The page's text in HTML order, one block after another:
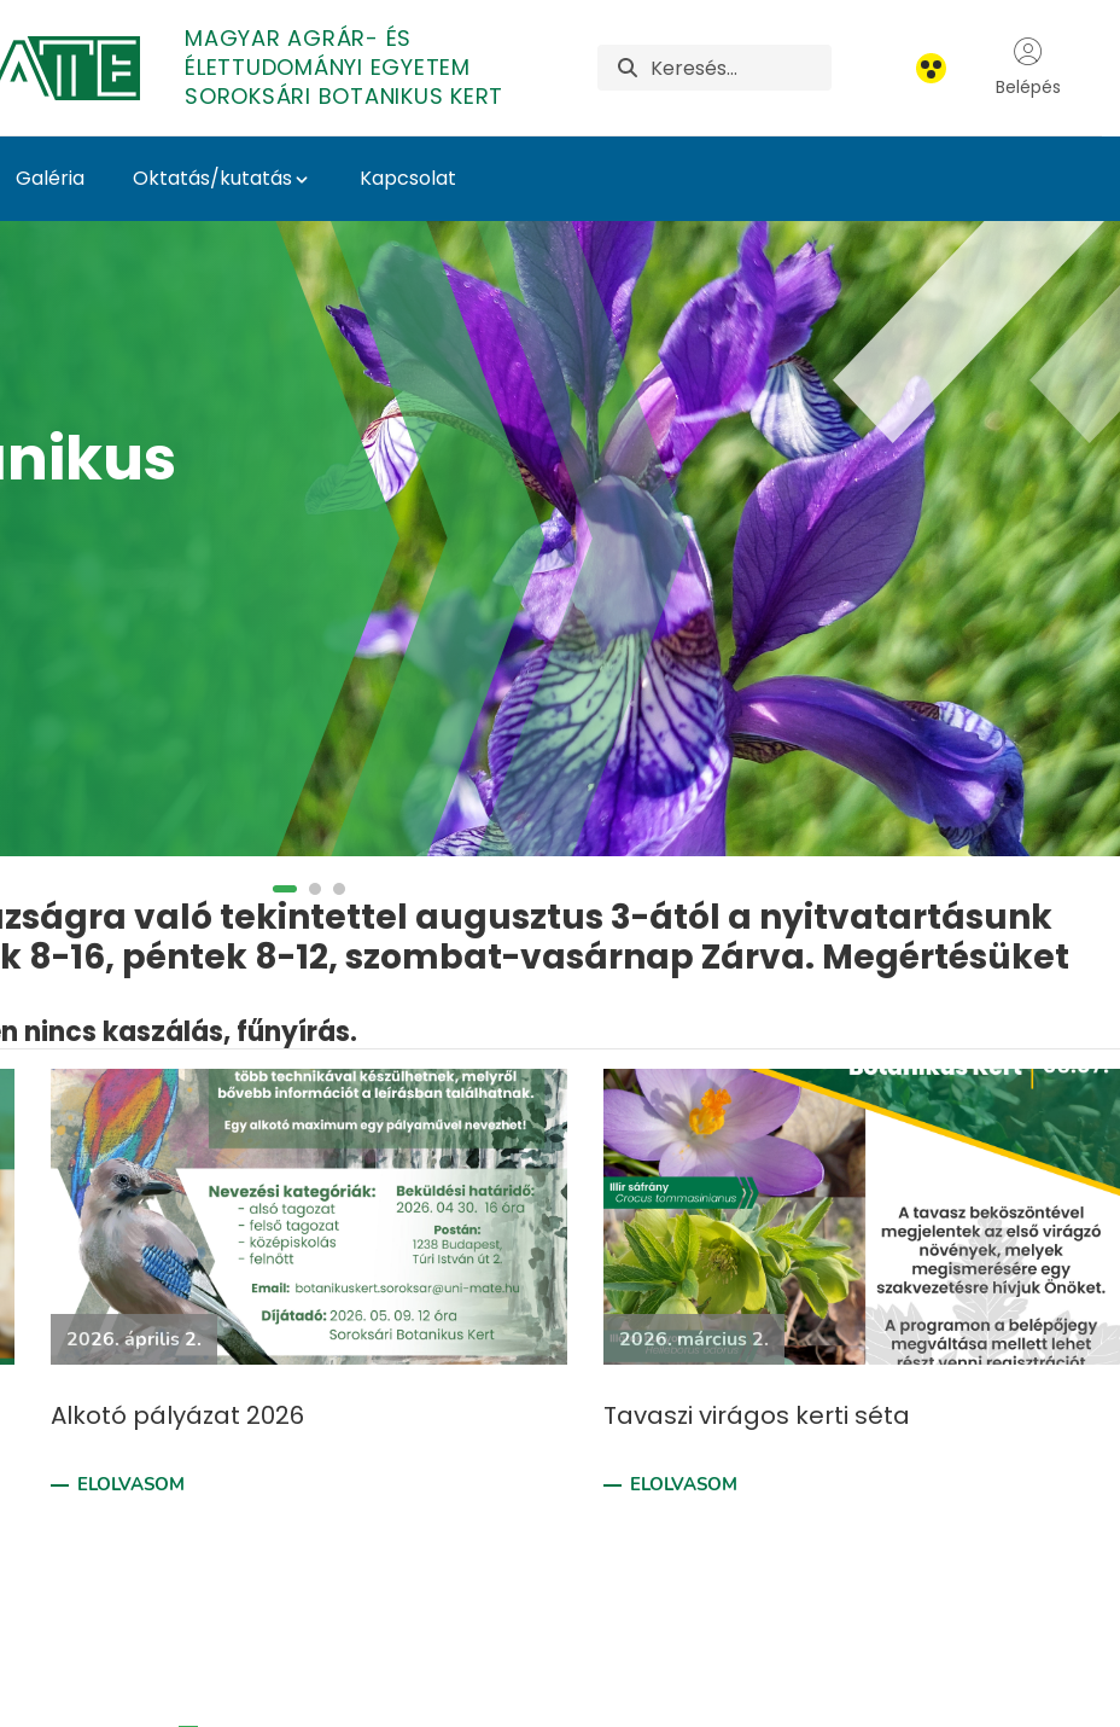
MAGYAR AGRÁR- ÉS
ÉLETTUDOMÁNYI EGYETEM
SOROKSÁRI BOTANIKUS KERT
Belépés
Galéria Oktatás/kutatás Kapcsolat
Kert
való tekintettel augusztus 3-ától a nyitvatartásunk
16, péntek 8-12, szombat-vasárnap Zárva. Megértésüket
nincs kaszálás, fűnyírás.
2026. április 2.
Alkotó pályázat 2026
ELOLVASOM
2026. március 2.
Tavaszi virágos kerti séta
ELOLVASOM